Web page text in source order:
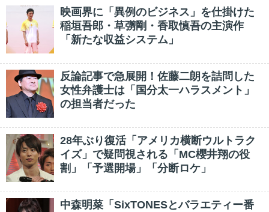
映画界に「異例のビジネス」を仕掛けた
稲垣吾郎・草彅剛・香取慎吾の主演作
「新たな収益システム」
反論記事で急展開！佐藤二朗を詰問した
女性弁護士は「国分太一ハラスメント」
の担当者だった
28年ぶり復活「アメリカ横断ウルトラク
イズ」で疑問視される「MC櫻井翔の役
割」「予選開場」「分断ロケ」
中森明菜「SixTONESとバラエティー番